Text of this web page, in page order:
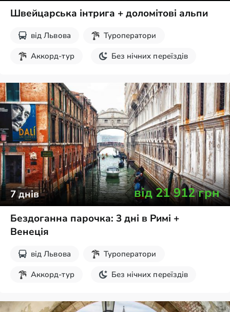
Швейцарська інтрига + доломітові альпи
від Львова
Туроператори
Аккорд-тур
Без нічних переїздів
7днів від 21 912грн
Бездоганна парочка: 3 дні в Римі +
Венеція
від Львова
Туроператори
Аккорд-тур
Без нічних переїздів